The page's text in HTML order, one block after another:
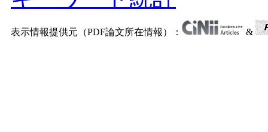
表示情報提供元（PDF論文所在情報）： &